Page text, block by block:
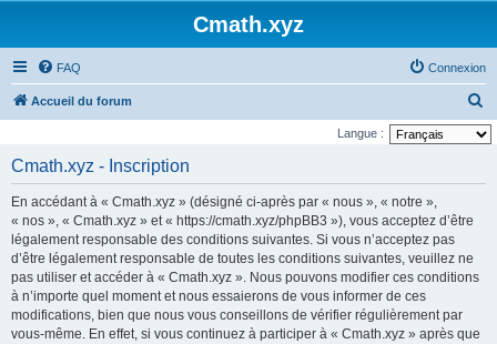
Cmath.xyz
FAQ Connexion
Accueil du forum
e
Langue :
Cmath.xyz - Inscription
En accédant à « Cmath.xyz » (désigné ci-après par « nous », « notre »,
« nos », « Cmath.xyz » et « https://cmath.xyz/phpBB3 »), vous acceptez d’être
légalement responsable des conditions suivantes. Si vous n’acceptez pas
d’être légalement responsable de toutes les conditions suivantes, veuillez ne
pas utiliser et accéder à « Cmath.xyz ». Nous pouvons modifier ces conditions
à n’importe quel moment et nous essaierons de vous informer de ces
modifications, bien que nous vous conseillons de vérifier régulièrement par
vous-même. En effet, si vous continuez à participer à « Cmath.xyz » après que